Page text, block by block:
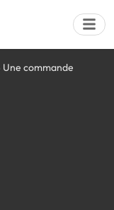
Une commande